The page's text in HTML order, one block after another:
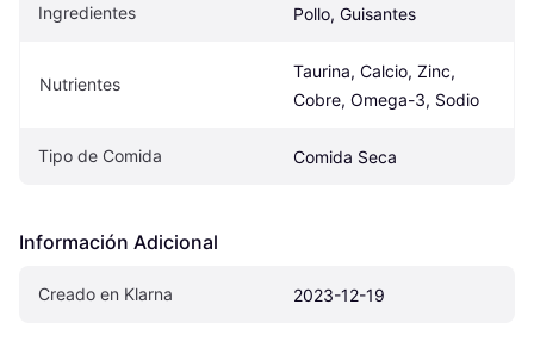
Ingredientes Pollo, Guisantes
Nutrientes
Taurina, Calcio, Zinc,
Cobre, Omega-3, Sodio
Tipo de Comida Comida Seca
Información Adicional
Creado en Klarna 2023-12-19